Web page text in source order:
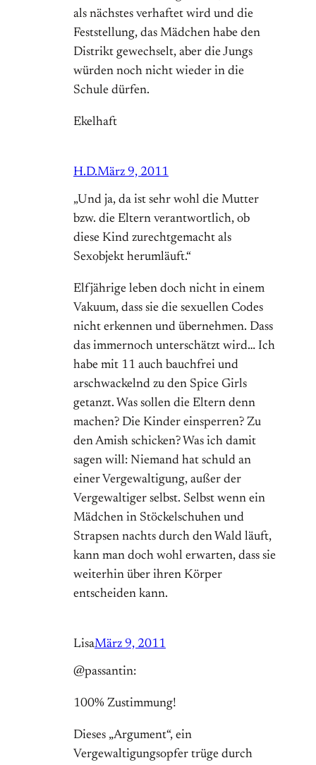
als nächstes verhaftet wird und die
Feststellung, das Mädchen habe den
Distrikt gewechselt, aber die Jungs
würden noch nicht wieder in die
Schule dürfen.
Ekelhaft
H.D.März 9, 2011
„Und ja, da ist sehr wohl die Mutter
bzw. die Eltern verantwortlich, ob
diese Kind zurechtgemacht als
Sexobjekt herumläuft.“
Elfjährige leben doch nicht in einem
Vakuum, dass sie die sexuellen Codes
nicht erkennen und übernehmen. Dass
das immernoch unterschätzt wird… Ich
habe mit 11 auch bauchfrei und
arschwackelnd zu den Spice Girls
getanzt. Was sollen die Eltern denn
machen? Die Kinder einsperren? Zu
den Amish schicken? Was ich damit
sagen will: Niemand hat schuld an
einer Vergewaltigung, außer der
Vergewaltiger selbst. Selbst wenn ein
Mädchen in Stöckelschuhen und
Strapsen nachts durch den Wald läuft,
kann man doch wohl erwarten, dass sie
weiterhin über ihren Körper
entscheiden kann.
LisaMärz 9, 2011
@passantin:
100% Zustimmung!
Dieses „Argument“, ein
Vergewaltigungsopfer trüge durch